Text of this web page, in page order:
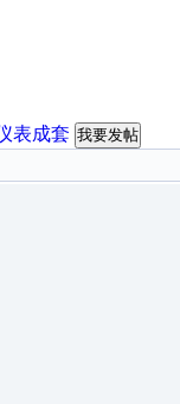
表成套 我要发帖